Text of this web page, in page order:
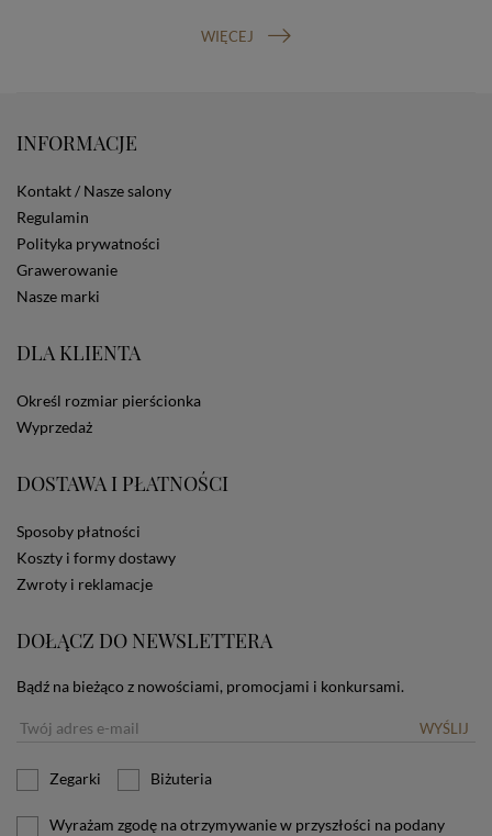
zgody przed jej cofnięciem). W celu wykonania swoich
zawartości naszej strony
Na stronie Sklepu są wykorzystywane pliki cookies.
Stosowane są one w celach zapewnienia maksymalnej
przy korzystaniu ze Sklepu (zapamiętywanie
preferencji i ustawień na stronie, zbieranie
anonimowych danych dla celów reklamowych i
ze Sklepu bez zmiany ustawień w przeglądarce
zamieszczane w urządzeniu końcowym każdego
użytkownika. Jeżeli użytkownik nie wyraża zgody na
informacji o plikach cookies.
WIĘCEJ
INFORMACJE
Kontakt / Nasze salony
Regulamin
Polityka prywatności
Grawerowanie
Nasze marki
DLA KLIENTA
Określ rozmiar pierścionka
Wyprzedaż
DOSTAWA I PŁATNOŚCI
Sposoby płatności
Koszty i formy dostawy
Zwroty i reklamacje
DOŁĄCZ DO NEWSLETTERA
Bądź na bieżąco z nowościami, promocjami i konkursami.
WYŚLIJ
Zegarki Biżuteria
Wyrażam zgodę na otrzymywanie w przyszłości na podany